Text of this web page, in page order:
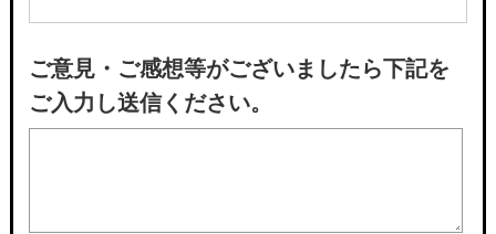
ご意見・ご感想等がございましたら下記を
ご入力し送信ください。